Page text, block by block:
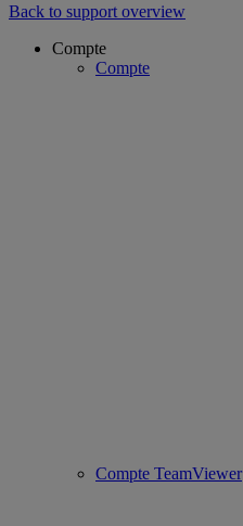
Back to support overview
Compte
Compte
Compte TeamViewer